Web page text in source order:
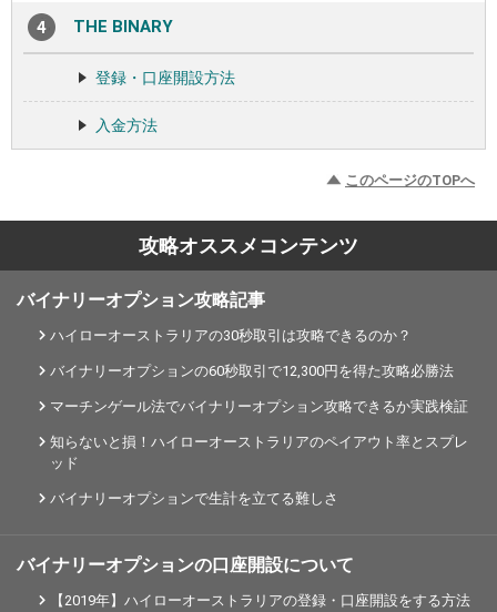
THE BINARY
登録・口座開設方法
入金方法
このページのTOPへ
攻略オススメコンテンツ
バイナリーオプション攻略記事
ハイローオーストラリアの30秒取引は攻略できるのか？
バイナリーオプションの60秒取引で12,300円を得た攻略必勝法
マーチンゲール法でバイナリーオプション攻略できるか実践検証
知らないと損！ハイローオーストラリアのペイアウト率とスプレ
ッド
バイナリーオプションで生計を立てる難しさ
バイナリーオプションの口座開設について
【2019年】ハイローオーストラリアの登録・口座開設をする方法